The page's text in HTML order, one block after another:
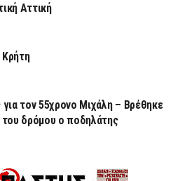
Αττική
τον 55χρονο Μιχάλη – Βρέθηκε
του δρόμου ο ποδηλάτης